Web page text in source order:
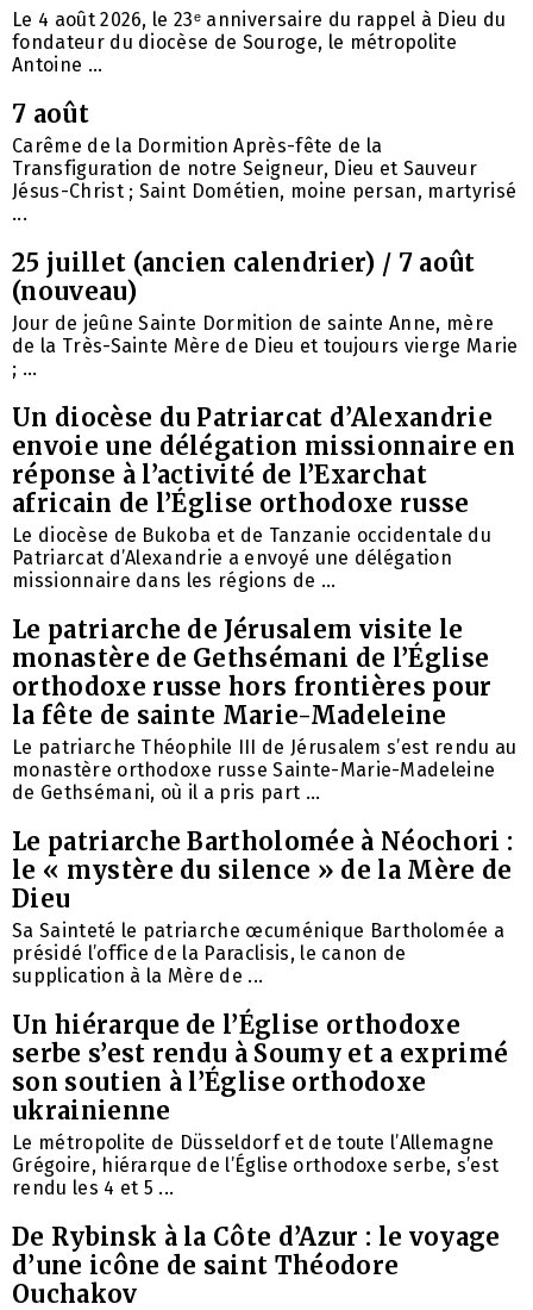
Le 4 août 2026, le 23ᵉ anniversaire du rappel à Dieu du
fondateur du diocèse de Souroge, le métropolite
Antoine ...
7 août
Carême de la Dormition Après-fête de la
Transfiguration de notre Seigneur, Dieu et Sauveur
Jésus-Christ ; Saint Dométien, moine persan, martyrisé
...
25 juillet (ancien calendrier) / 7 août
(nouveau)
Jour de jeûne Sainte Dormition de sainte Anne, mère
de la Très-Sainte Mère de Dieu et toujours vierge Marie
; ...
Un diocèse du Patriarcat d’Alexandrie
envoie une délégation missionnaire en
réponse à l’activité de l’Exarchat
africain de l’Église orthodoxe russe
Le diocèse de Bukoba et de Tanzanie occidentale du
Patriarcat d’Alexandrie a envoyé une délégation
missionnaire dans les régions de ...
Le patriarche de Jérusalem visite le
monastère de Gethsémani de l’Église
orthodoxe russe hors frontières pour
la fête de sainte Marie-Madeleine
Le patriarche Théophile III de Jérusalem s’est rendu au
monastère orthodoxe russe Sainte-Marie-Madeleine
de Gethsémani, où il a pris part ...
Le patriarche Bartholomée à Néochori :
le « mystère du silence » de la Mère de
Dieu
Sa Sainteté le patriarche œcuménique Bartholomée a
présidé l’office de la Paraclisis, le canon de
supplication à la Mère de ...
Un hiérarque de l’Église orthodoxe
serbe s’est rendu à Soumy et a exprimé
son soutien à l’Église orthodoxe
ukrainienne
Le métropolite de Düsseldorf et de toute l’Allemagne
Grégoire, hiérarque de l’Église orthodoxe serbe, s’est
rendu les 4 et 5 ...
De Rybinsk à la Côte d’Azur : le voyage
d’une icône de saint Théodore
Ouchakov